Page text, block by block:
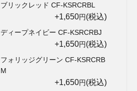
ブリックレッド CF-KSRCRBL
+1,650円(税込)
ディープネイビー CF-KSRCRBJ
+1,650円(税込)
フォリッジグリーン CF-KSRCRB
M
+1,650円(税込)